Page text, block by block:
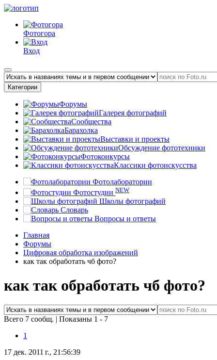
Фотогора
Вход
Категории
Форумы
Галерея фотографий
Сообщества
Барахолка
Выставки и проекты
Обсуждение фототехники
Фотоконкурсы
Классики фотоискусства
Фотолаборатории
Фотостудии NEW
Школы фотографий
Словарь
Вопросы и ответы
Главная
Форумы
Цифровая обработка изображений
как так обработать чб фото?
как так обработать чб фото?
Всего 7 сообщ. | Показаны 1 - 7
1
17 дек. 2011 г., 21:56:39